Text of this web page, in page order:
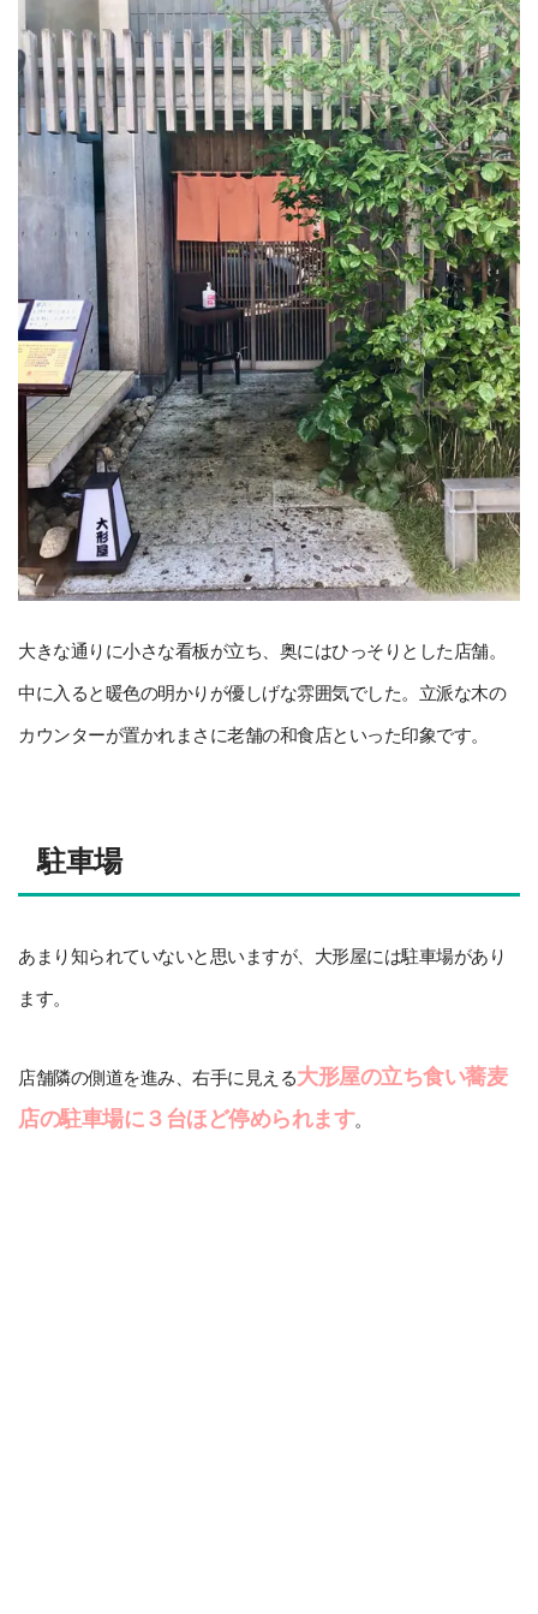
大きな通りに小さな看板が立ち、奥にはひっそりとした店舗。
中に入ると暖色の明かりが優しげな雰囲気でした。立派な木の
カウンターが置かれまさに老舗の和食店といった印象です。
駐車場
あまり知られていないと思いますが、大形屋には駐車場があり
ます。
店舗隣の側道を進み、右手に見える大形屋の立ち食い蕎麦
店の駐車場に３台ほど停められます。